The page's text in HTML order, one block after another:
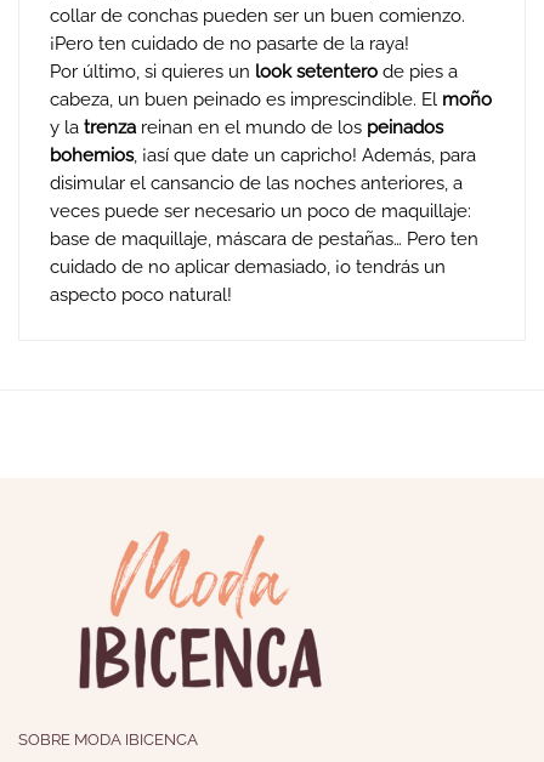
collar de conchas pueden ser un buen comienzo.
¡Pero ten cuidado de no pasarte de la raya!
Por último, si quieres un look setentero de pies a
cabeza, un buen peinado es imprescindible. El moño
y la trenza reinan en el mundo de los peinados
bohemios, ¡así que date un capricho! Además, para
disimular el cansancio de las noches anteriores, a
veces puede ser necesario un poco de maquillaje:
base de maquillaje, máscara de pestañas… Pero ten
cuidado de no aplicar demasiado, ¡o tendrás un
aspecto poco natural!
SOBRE MODA IBICENCA